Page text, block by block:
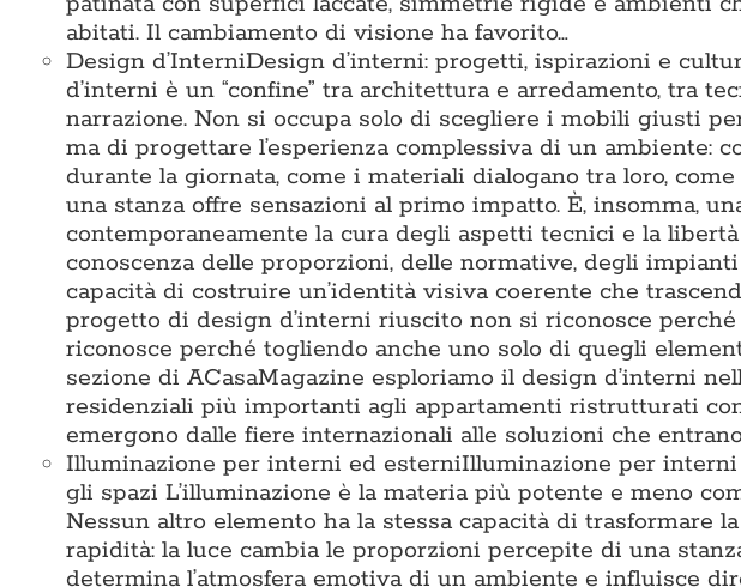
abitati. Il cambiamento di visione ha favorito…
Design d’InterniDesign d’interni: progetti, ispirazioni e
d’interni è un “confine” tra architettura e arredamento, tra
narrazione. Non si occupa solo di scegliere i mobili giusti
ma di progettare l’esperienza complessiva di un ambiente:
durante la giornata, come i materiali dialogano tra loro,
una stanza offre sensazioni al primo impatto. È, insomma,
contemporaneamente la cura degli aspetti tecnici e la
conoscenza delle proporzioni, delle normative, degli
capacità di costruire un’identità visiva coerente che
progetto di design d’interni riuscito non si riconosce
riconosce perché togliendo anche uno solo di quegli
sezione di ACasaMagazine esploriamo il design d’interni
residenziali più importanti agli appartamenti ristrutturati
emergono dalle fiere internazionali alle soluzioni che
Illuminazione per interni ed esterniIlluminazione per interni
gli spazi L’illuminazione è la materia più potente e meno
Nessun altro elemento ha la stessa capacità di trasformare
rapidità: la luce cambia le proporzioni percepite di una
determina l’atmosfera emotiva di un ambiente e influisce